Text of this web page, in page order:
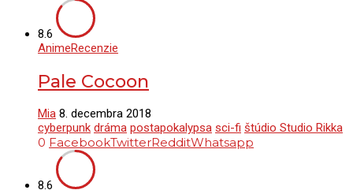
8.6
AnimeRecenzie
Pale Cocoon
Mia 8. decembra 2018
cyberpunk dráma postapokalypsa sci-fi štúdio Studio Rikka
0 FacebookTwitterRedditWhatsapp
8.6